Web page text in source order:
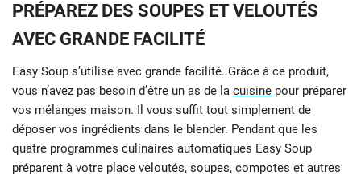
PRÉPAREZ DES SOUPES ET VELOUTÉS
AVEC GRANDE FACILITÉ
Easy Soup s’utilise avec grande facilité. Grâce à ce produit,
vous n’avez pas besoin d’être un as de la cuisine pour préparer
vos mélanges maison. Il vous suffit tout simplement de
déposer vos ingrédients dans le blender. Pendant que les
quatre programmes culinaires automatiques Easy Soup
préparent à votre place veloutés, soupes, compotes et autres